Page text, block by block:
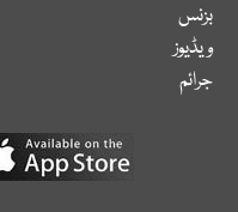
بزنس
ویڈیوز
جرائم